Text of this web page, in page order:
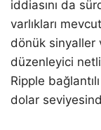
iddiasını da
varlıkları
dönük sinyaller
düzenleyici
Ripple
dolar